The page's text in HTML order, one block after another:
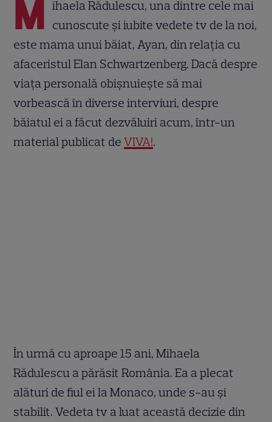
M ihaela Rădulescu, una dintre cele mai
cunoscute și iubite vedete tv de la noi,
este mama unui băiat, Ayan, din relația cu
afaceristul Elan Schwartzenberg. Dacă despre
viața personală obișnuiește să mai
vorbească în diverse interviuri, despre
băiatul ei a făcut dezvăluiri acum, într-un
material publicat deVIVA!.
În urmă cu aproape 15 ani, Mihaela
Rădulescu a părăsit România. Ea a plecat
alături de fiul ei la Monaco, unde s-au și
stabilit. Vedeta tv a luat această decizie din